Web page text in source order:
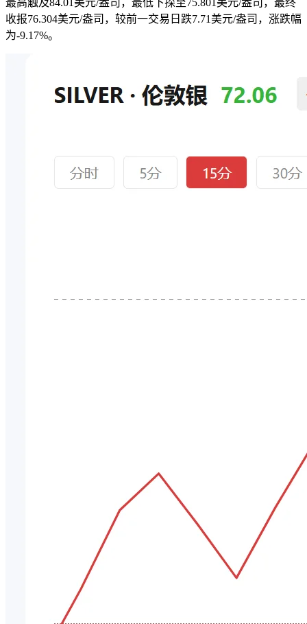
收报76.304美元/盎司，较前一交易日跌7.71美元/盎司，涨跌幅
为-9.17%。